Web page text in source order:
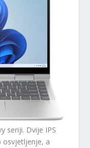
seriji. Dvije IPS
osvjetljenje, a